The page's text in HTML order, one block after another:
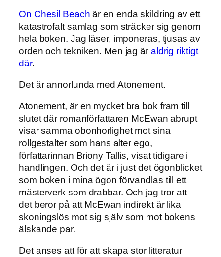
On Chesil Beach är en enda skildring av ett
katastrofalt samlag som sträcker sig genom
hela boken. Jag läser, imponeras, tjusas av
orden och tekniken. Men jag är aldrig riktigt
där.
Det är annorlunda med Atonement.
Atonement, är en mycket bra bok fram till
slutet där romanförfattaren McEwan abrupt
visar samma obönhörlighet mot sina
rollgestalter som hans alter ego,
författarinnan Briony Tallis, visat tidigare i
handlingen. Och det är i just det ögonblicket
som boken i mina ögon förvandlas till ett
mästerverk som drabbar. Och jag tror att
det beror på att McEwan indirekt är lika
skoningslös mot sig själv som mot bokens
älskande par.
Det anses att för att skapa stor litteratur